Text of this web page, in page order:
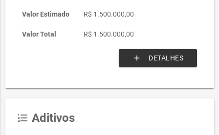
Valor Estimado R$ 1.500.000,00
Valor Total R$ 1.500.000,00
add DETALHES
format_list_numbered Aditivos